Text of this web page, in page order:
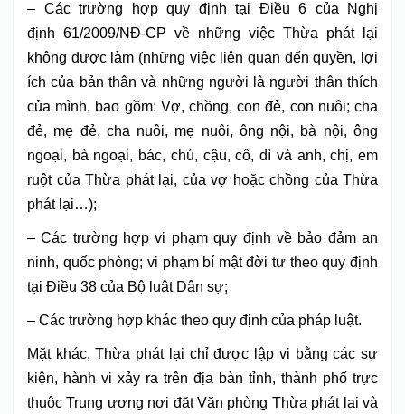
– Các trường hợp quy định tại Điều 6 của Nghị
định 61/2009/NĐ-CP về những việc Thừa phát lại
không được làm (những việc liên quan đến quyền, lợi
ích của bản thân và những người là người thân thích
của mình, bao gồm: Vợ, chồng, con đẻ, con nuôi; cha
đẻ, mẹ đẻ, cha nuôi, mẹ nuôi, ông nội, bà nội, ông
ngoại, bà ngoại, bác, chú, cậu, cô, dì và anh, chị, em
ruột của Thừa phát lại, của vợ hoặc chồng của Thừa
phát lại…);
– Các trường hợp vi phạm quy định về bảo đảm an
ninh, quốc phòng; vi phạm bí mật đời tư theo quy định
tại Điều 38 của Bộ luật Dân sự;
– Các trường hợp khác theo quy định của pháp luật.
Mặt khác, Thừa phát lại chỉ được lập vi bằng các sự
kiện, hành vi xảy ra trên địa bàn tỉnh, thành phố trực
thuộc Trung ương nơi đặt Văn phòng Thừa phát lại và